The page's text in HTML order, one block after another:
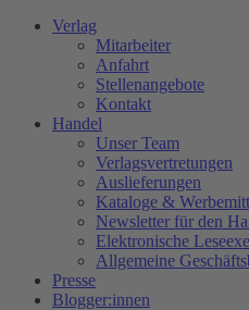
Verlag
Mitarbeiter
Anfahrt
Stellenangebote
Kontakt
Handel
Unser Team
Verlagsvertretungen
Auslieferungen
Kataloge &
Newsletter für den
Elektronische
Allgemeine
Presse
Blogger:innen